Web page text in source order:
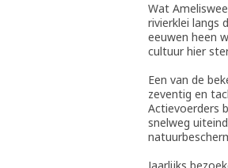
Wat
rivierklei langs
eeuwen heen
cultuur hier
Een van de
zeventig en
Actievoerders
snelweg